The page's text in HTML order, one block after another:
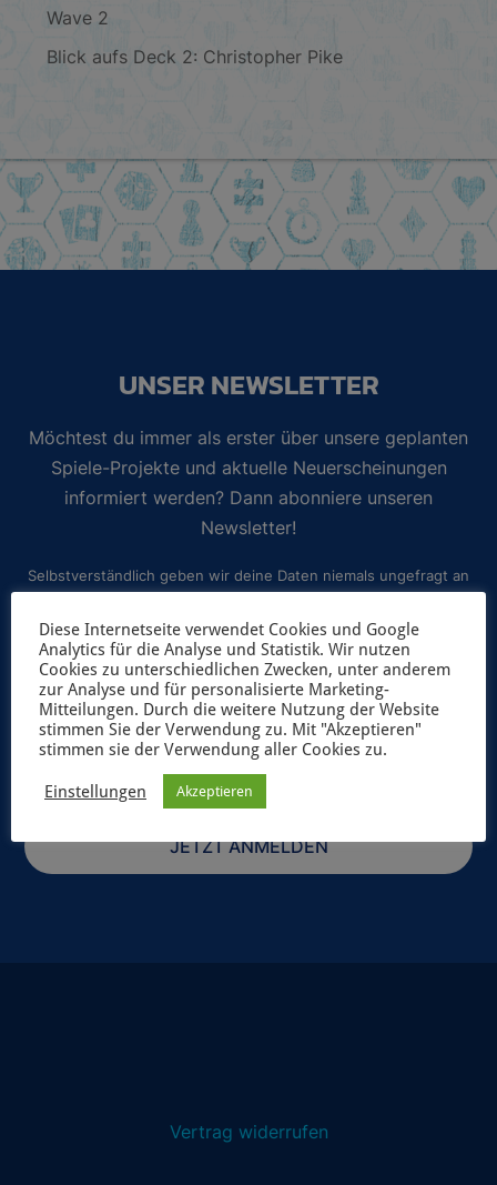
Wave 2
Blick aufs Deck 2: Christopher Pike
UNSER NEWSLETTER
Möchtest du immer als erster über unsere geplanten
Spiele-Projekte und aktuelle Neuerscheinungen
informiert werden? Dann abonniere unseren
Newsletter!
Selbstverständlich geben wir deine Daten niemals ungefragt an
findest du in unsererDatenschutzerklärung.
JETZT ANMELDEN
Vertrag widerrufen
Diese Internetseite verwendet Cookies und Google
Analytics für die Analyse und Statistik. Wir nutzen
Cookies zu unterschiedlichen Zwecken, unter anderem
zur Analyse und für personalisierte Marketing-
Mitteilungen. Durch die weitere Nutzung der Website
stimmen Sie der Verwendung zu. Mit "Akzeptieren"
stimmen sie der Verwendung aller Cookies zu.
Einstellungen Akzeptieren